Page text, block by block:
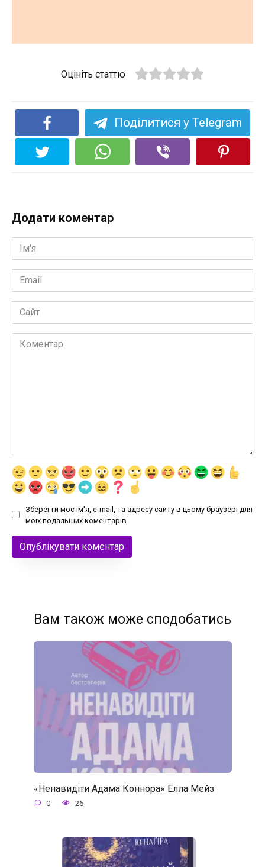
Оцініть статтю
Поділитися у Telegram
Додати коментар
Ім'я
*
Email
*
Сайт
Коментар
Зберегти моє ім'я, e-mail, та адресу сайту в цьому браузері для
моїх подальших коментарів.
Вам також може сподобатись
«Ненавидіти Адама Коннора» Елла Мейз
0 26